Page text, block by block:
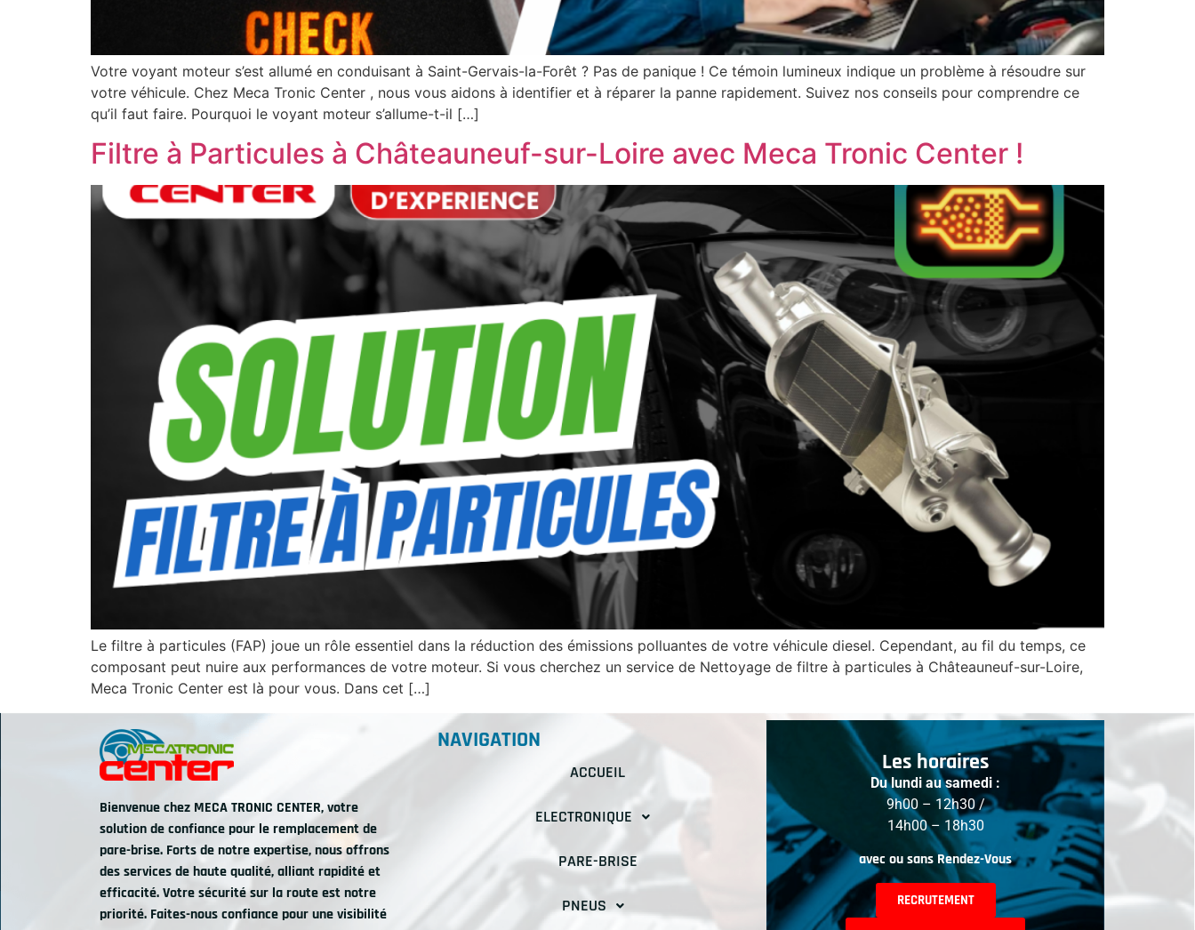
Votre voyant moteur s’est allumé en conduisant à Saint-Gervais-la-Forêt ? Pas de panique ! Ce témoin lumineux indique un problème à résoudre sur
votre véhicule. Chez Meca Tronic Center , nous vous aidons à identifier et à réparer la panne rapidement. Suivez nos conseils pour comprendre ce
qu’il faut faire. Pourquoi le voyant moteur s’allume-t-il […]
Filtre à Particules à Châteauneuf-sur-Loire avec Meca Tronic Center !
Le filtre à particules (FAP) joue un rôle essentiel dans la réduction des émissions polluantes de votre véhicule diesel. Cependant, au fil du temps, ce
composant peut nuire aux performances de votre moteur. Si vous cherchez un service de Nettoyage de filtre à particules à Châteauneuf-sur-Loire,
Meca Tronic Center est là pour vous. Dans cet […]
Bienvenue chez MECA TRONIC CENTER, votre
solution de confiance pour le remplacement de
pare-brise. Forts de notre expertise, nous offrons
des services de haute qualité, alliant rapidité et
efficacité. Votre sécurité sur la route est notre
priorité. Faites-nous confiance pour une visibilité
NAVIGATION
ACCUEIL
ELECTRONIQUE
PARE-BRISE
PNEUS
Les horaires
Du lundi au samedi :
9h00 – 12h30 /
14h00 – 18h30
avec ou sans Rendez-Vous
RECRUTEMENT